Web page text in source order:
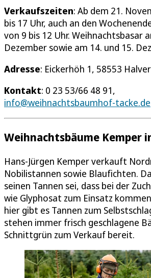
Verkaufszeiten: Ab dem 21.
bis 17 Uhr, auch an den
von 9 bis 12 Uhr. Weihnachtsbasar
Dezember sowie am 14. und 15.
Adresse: Eickerhöh 1, 58553 Halver
Kontakt: 0 23 53/66 48 91,
info@weihnachtsbaumhof-tacke.de
Weihnachtsbäume Kemper
Hans-Jürgen Kemper verkauft
Nobilistannen sowie Blaufichten.
seinen Tannen sei, dass bei der
wie Glyphosat zum Einsatz
hier gibt es Tannen zum
stehen immer frisch geschlagene
Schnittgrün zum Verkauf bereit.